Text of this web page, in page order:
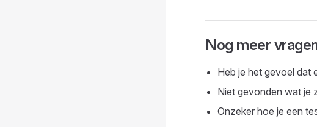
Nog meer
Heb je het gevoel dat
Niet gevonden wat je
Onzeker hoe je een